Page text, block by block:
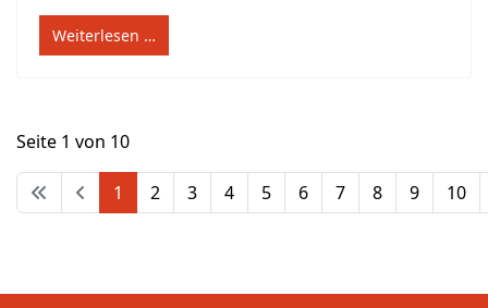
Weiterlesen …
Seite 1 von 10
1 2 3 4 5 6 7 8 9 10